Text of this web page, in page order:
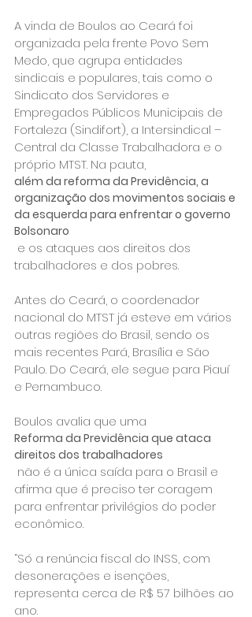
A vinda de Boulos ao Ceará foi
organizada pela frente Povo Sem
Medo, que agrupa entidades
sindicais e populares, tais como o
Sindicato dos Servidores e
Empregados Públicos Municipais de
Fortaleza (Sindifort), a Intersindical –
Central da Classe Trabalhadora e o
próprio MTST. Na pauta,
além da reforma da Previdência, a
organização dos movimentos sociais e
da esquerda para enfrentar o governo
Bolsonaro
trabalhadores e dos pobres.
Antes do Ceará, o coordenador
nacional do MTST já esteve em vários
outras regiões do Brasil, sendo os
mais recentes Pará, Brasília e São
Paulo. Do Ceará, ele segue para Piauí
e Pernambuco.
Boulos avalia que uma
Reforma da Previdência que ataca
direitos dos trabalhadores
afirma que é preciso ter coragem
para enfrentar privilégios do poder
econômico.
“Só a renúncia fiscal do INSS, com
desonerações e isenções,
representa cerca de R$ 57 bilhões ao
ano.